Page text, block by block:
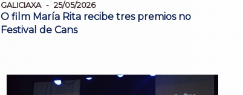
GALICIAXA 25/05/2026
O film María Rita recibe tres premios no
Festival de Cans